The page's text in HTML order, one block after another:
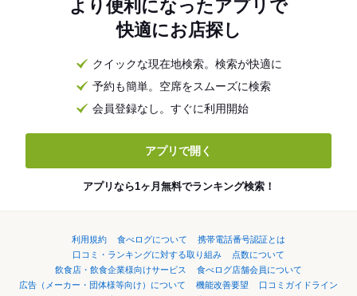
より便利になったアプリで
快適にお店探し
クイックな現在地検索。検索が快適に
予約も簡単。空席をスムーズに検索
会員登録なし。すぐに利用開始
アプリで開く
アプリなら1ヶ月無料でランキング検索！
利用規約 食べログについて
携帯電話番号認証とは
口コミ・ランキングに対する取り組み
点数について
飲食店・飲食企業様向けサービス
食べログ店舗会員について
広告（メーカー・団体様等向け）について
機能改善要望
口コミガイドライン